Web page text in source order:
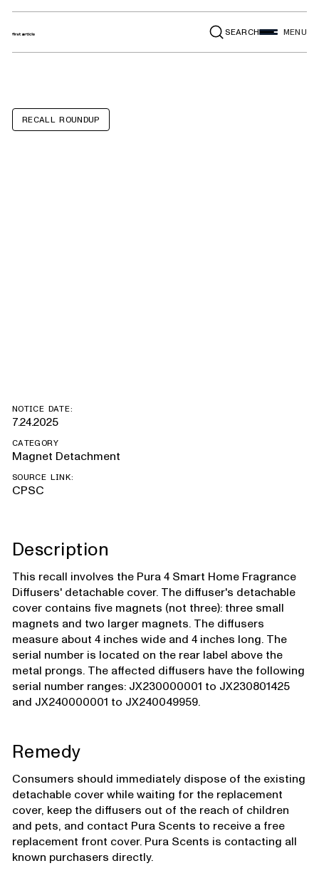
SEARCH MENU
RECALL ROUNDUP
NOTICE DATE:
7.24.2025
CATEGORY
Magnet Detachment
SOURCE LINK:
CPSC
Description
This recall involves the Pura 4 Smart Home Fragrance
Diffusers' detachable cover. The diffuser's detachable
cover contains five magnets (not three): three small
magnets and two larger magnets. The diffusers
measure about 4 inches wide and 4 inches long. The
serial number is located on the rear label above the
metal prongs. The affected diffusers have the following
serial number ranges: JX230000001 to JX230801425
and JX240000001 to JX240049959.
Remedy
Consumers should immediately dispose of the existing
detachable cover while waiting for the replacement
cover, keep the diffusers out of the reach of children
and pets, and contact Pura Scents to receive a free
replacement front cover. Pura Scents is contacting all
known purchasers directly.